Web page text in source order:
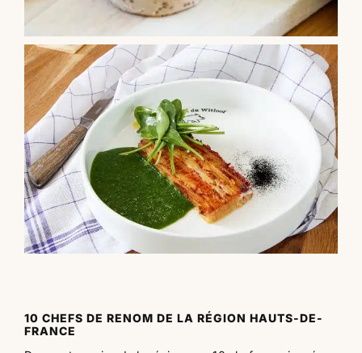
10 CHEFS DE RENOM DE LA RÉGION HAUTS-DE-
FRANCE